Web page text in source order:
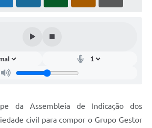
da Assembleia de Indicação dos
civil para compor o Grupo Gestor